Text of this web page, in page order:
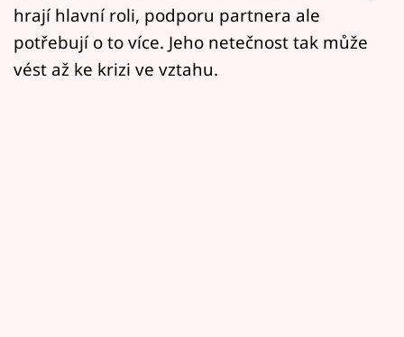
hrají hlavní roli, podporu partnera ale
potřebují o to více. Jeho netečnost tak může
vést až ke krizi ve vztahu.